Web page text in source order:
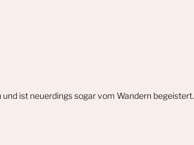
ist neuerdings sogar vom Wandern begeistert.